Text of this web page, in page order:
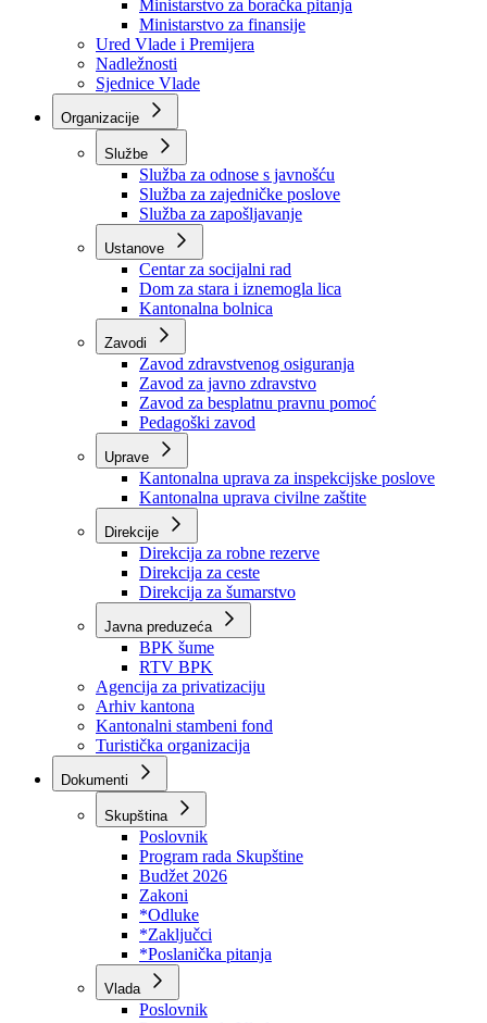
zaštitu okoline
Ministarstvo za obrazovanje, mlade, nauku,
i sport
Ministarstvo za boračka pitanja
Ministarstvo za finansije
Ured Vlade i Premijera
Nadležnosti
Sjednice Vlade
Organizacije
Službe
Služba za odnose s javnošću
Služba za zajedničke poslove
Služba za zapošljavanje
Ustanove
Centar za socijalni rad
Dom za stara i iznemogla lica
Kantonalna bolnica
Zavodi
Zavod zdravstvenog osiguranja
Zavod za javno zdravstvo
Zavod za besplatnu pravnu pomoć
Pedagoški zavod
Kantonalna uprava za inspekcijske poslove
Kantonalna uprava civilne zaštite
Direkcije
Direkcija za robne rezerve
Direkcija za ceste
Direkcija za šumarstvo
Javna preduzeća
BPK šume
RTV BPK
Agencija za privatizaciju
Arhiv kantona
Kantonalni stambeni fond
Turistička organizacija
Dokumenti
Skupština
Poslovnik
Program rada Skupštine
Budžet 2026
Zakoni
*Odluke
*Zaključci
*Poslanička pitanja